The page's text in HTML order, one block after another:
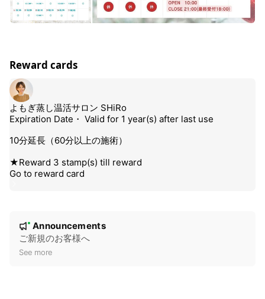
Reward cards
New
Announcements
ご新規のお客様へ
See more